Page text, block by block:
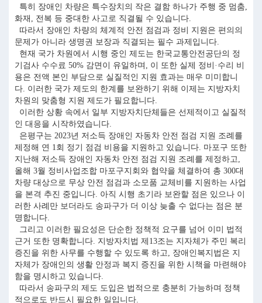
특히 장애인 차량은 특수장치의 작은 결함 하나가 주행 중 멈춤,
화재, 전복 등 중대한 사고로 직결될 수 있습니다.
따라서 장애인 차량의 체계적 안전 점검과 정비 지원은 편의의
문제가 아니라 생명권 보장과 직결되는 필수 과제입니다.
현재 국가 차원에서 시행 중인 제도는 한국교통안전공단의 정
기검사 수수료 50% 감면이 유일하며, 이 또한 실제 정비·수리 비
용은 전액 본인 부담으로 실질적인 지원 효과는 매우 미미합니
다. 이러한 국가 제도의 한계를 보완하기 위해 이제는 지방자치
차원의 맞춤형 지원 제도가 필요합니다.
이러한 상황 속에서 일부 지방자치단체들은 선제적이고 실질적
인 대응을 시작하였습니다.
은평구는 2023년 저소득 장애인 자동차 안전 점검 지원 조례를
제정해 연 1회 정기 점검 비용을 지원하고 있습니다. 마포구 또한
지난해 저소득 장애인 자동차 안전 점검 지원 조례를 제정하고,
올해 3월 정비사업조합 마포구지회와 협약을 체결하여 총 300대
차량 대상으로 무상 안전 점검과 소모품 교체비를 지원하는 사업
을 본격 추진 중입니다. 아직 시행 초기라 보완할 점은 있으나 이
러한 사례만 보더라도 송파구가 더 이상 늦출 수 없다는 점은 분
명합니다.
그리고 이러한 필요성은 단순한 정책적 요구를 넘어 이미 법적
근거 또한 명확합니다. 지방자치법 제13조는 지자체가 주민 복리
증진을 위한 사무를 수행할 수 있도록 하고, 장애인복지법은 지
자체가 장애인의 생활 안정과 복지 증진을 위한 시책을 마련해야
함을 명시하고 있습니다.
따라서 송파구의 제도 도입은 법적으로 충분히 가능하며 정책
적으로도 반드시 필요한 일입니다.